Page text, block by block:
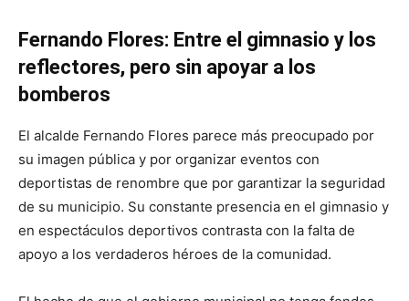
Fernando Flores: Entre el gimnasio y los
reflectores, pero sin apoyar a los
bomberos
El alcalde Fernando Flores parece más preocupado por
su imagen pública y por organizar eventos con
deportistas de renombre que por garantizar la seguridad
de su municipio. Su constante presencia en el gimnasio y
en espectáculos deportivos contrasta con la falta de
apoyo a los verdaderos héroes de la comunidad.